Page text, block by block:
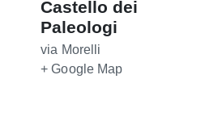
Castello dei
Paleologi
via Morelli
+ Google Map